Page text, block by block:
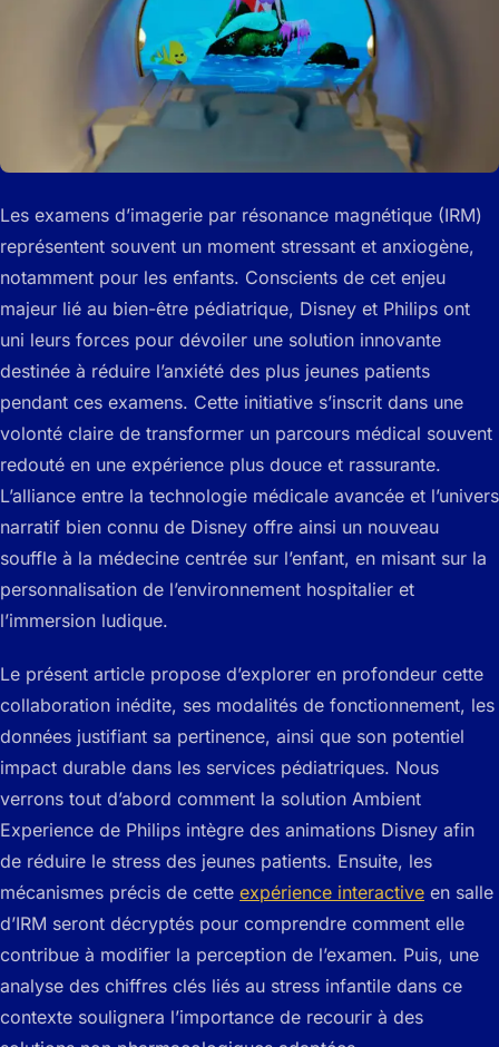
Les examens d’imagerie par résonance magnétique (IRM)
représentent souvent un moment stressant et anxiogène,
notamment pour les enfants. Conscients de cet enjeu
majeur lié au bien-être pédiatrique, Disney et Philips ont
uni leurs forces pour dévoiler une solution innovante
destinée à réduire l’anxiété des plus jeunes patients
pendant ces examens. Cette initiative s’inscrit dans une
volonté claire de transformer un parcours médical souvent
redouté en une expérience plus douce et rassurante.
L’alliance entre la technologie médicale avancée et l’univers
narratif bien connu de Disney offre ainsi un nouveau
souffle à la médecine centrée sur l’enfant, en misant sur la
personnalisation de l’environnement hospitalier et
l’immersion ludique.
Le présent article propose d’explorer en profondeur cette
collaboration inédite, ses modalités de fonctionnement, les
données justifiant sa pertinence, ainsi que son potentiel
impact durable dans les services pédiatriques. Nous
verrons tout d’abord comment la solution Ambient
Experience de Philips intègre des animations Disney afin
de réduire le stress des jeunes patients. Ensuite, les
mécanismes précis de cette expérience interactive en salle
d’IRM seront décryptés pour comprendre comment elle
contribue à modifier la perception de l’examen. Puis, une
analyse des chiffres clés liés au stress infantile dans ce
contexte soulignera l’importance de recourir à des